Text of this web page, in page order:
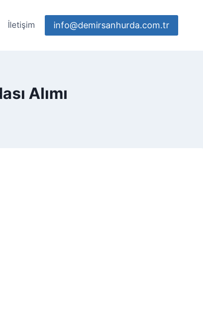
İletişim info@demirsanhurda.com.tr
Alımı